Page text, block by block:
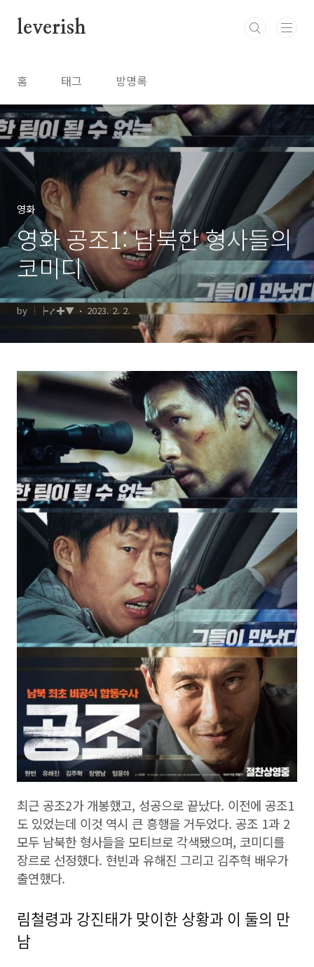
leverish
홈 태그 방명록
영화
영화 공조1: 남북한 형사들의
코미디
by ┆┝⤤✚▼ 2023. 2. 2.
최근 공조2가 개봉했고, 성공으로 끝났다. 이전에 공조1
도 있었는데 이것 역시 큰 흥행을 거두었다. 공조 1과 2
모두 남북한 형사들을 모티브로 각색됐으며, 코미디를
장르로 선정했다. 현빈과 유해진 그리고 김주혁 배우가
출연했다.
림철령과 강진태가 맞이한 상황과 이 둘의 만
남